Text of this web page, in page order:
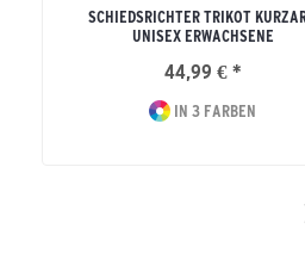
SCHIEDSRICHTER TRIKOT
UNISEX ERWACHSENE
44,99 € *
IN 3 FARBEN